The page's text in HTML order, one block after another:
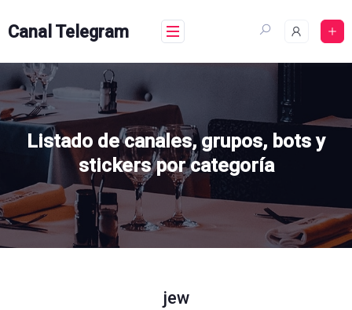
toCanal Telegram
Listado de canales, grupos, bots y
stickers por categoría
jew